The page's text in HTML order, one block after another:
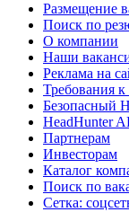
Размещение
Поиск по
О компании
Наши
Реклама на
Требования
Безопасный
HeadHunter
Партнерам
Инвесторам
Каталог
Поиск по
Сетка: